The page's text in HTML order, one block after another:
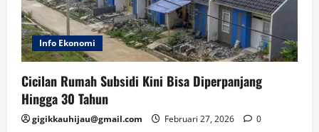
Info Ekonomi
Cicilan Rumah Subsidi Kini Bisa Diperpanjang
Hingga 30 Tahun
gigikkauhijau@gmail.com Februari 27, 2026 0